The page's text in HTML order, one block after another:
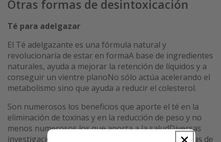
Otras formas de desintoxicación
Té para adelgazar
El Té adelgazante es una fórmula natural y
revolucionaría de estar en formaA base de ingredientes
naturales, ayuda a mejorar la retención de líquidos y a
conseguir un vientre planoNo sólo actúa acelerando el
metabolismo sino que ayuda a reducir el colesterol.
Son numerosos los beneficios que aporte el té en la
eliminación de toxinas y en la reducción de peso y no
menos numerosos los que aporta a la saludDiversas
investigaciones demuestran que basta con dos tazas de